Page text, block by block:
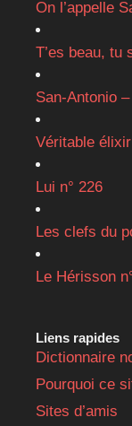
On l’appelle
T’es beau, tu
San-Antonio
Véritable
Lui n° 226
Les clefs du
Le Hérisson
Liens rapides
Dictionnaire
Pourquoi ce
Sites d’amis